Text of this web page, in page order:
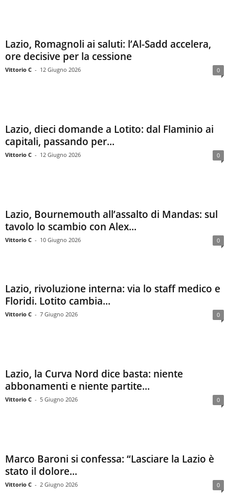
Lazio, Romagnoli ai saluti: l’Al-Sadd accelera,
ore decisive per la cessione
Vittorio C - 12 Giugno 2026 0
Lazio, dieci domande a Lotito: dal Flaminio ai
capitali, passando per...
Vittorio C - 12 Giugno 2026 0
Lazio, Bournemouth all’assalto di Mandas: sul
tavolo lo scambio con Alex...
Vittorio C - 10 Giugno 2026 0
Lazio, rivoluzione interna: via lo staff medico e
Floridi. Lotito cambia...
Vittorio C - 7 Giugno 2026 0
Lazio, la Curva Nord dice basta: niente
abbonamenti e niente partite...
Vittorio C - 5 Giugno 2026 0
Marco Baroni si confessa: “Lasciare la Lazio è
stato il dolore...
Vittorio C - 2 Giugno 2026 0